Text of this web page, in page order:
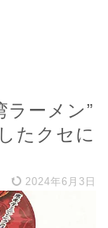
ラーメン”
たクセに
2024年6月3日